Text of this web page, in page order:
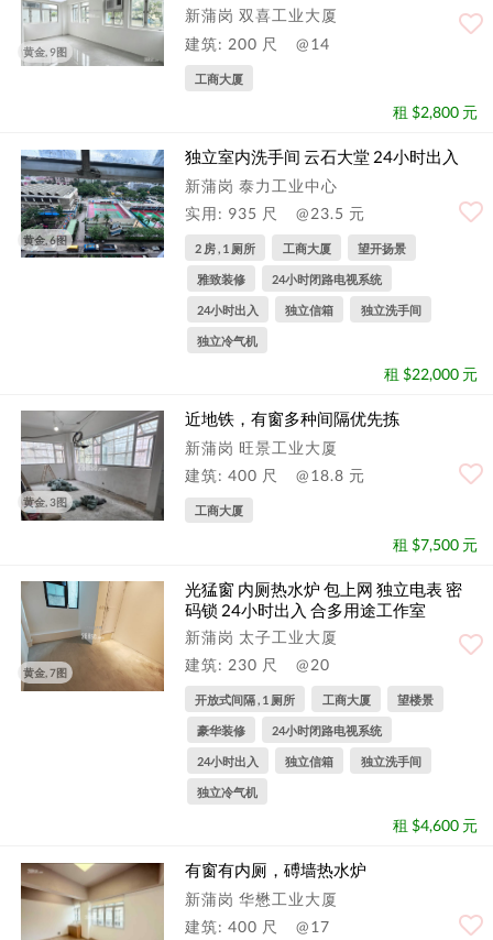
黄金, 9图
新蒲岗 双喜工业大厦
建筑: 200 尺
@14
工商大厦
租 $2,800 元
黄金, 6图
独立室内洗手间 云石大堂 24小时出入
新蒲岗 泰力工业中心
实用: 935 尺
@23.5 元
2 房 , 1 厕所 工商大厦 望开扬景
雅致装修 24小时闭路电视系统
24小时出入 独立信箱 独立洗手间
独立冷气机
租 $22,000 元
黄金, 3图
近地铁，有窗多种间隔优先拣
新蒲岗 旺景工业大厦
建筑: 400 尺
@18.8 元
工商大厦
租 $7,500 元
黄金, 7图
光猛窗 内厕热水炉 包上网 独立电表 密
码锁 24小时出入 合多用途工作室
新蒲岗 太子工业大厦
建筑: 230 尺
@20
开放式间隔 , 1 厕所 工商大厦 望楼景
豪华装修 24小时闭路电视系统
24小时出入 独立信箱 独立洗手间
独立冷气机
租 $4,600 元
有窗有内厕，磗墙热水炉
新蒲岗 华懋工业大厦
建筑: 400 尺
@17